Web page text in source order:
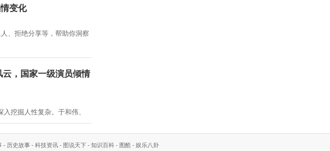
变化
、拒绝分享等，帮助你洞察
，国家一级演员倾情
挖掘人性复杂。于和伟、
- 历史故事 - 科技资讯 - 图说天下 - 知识百科 - 图酷 - 娱乐八卦